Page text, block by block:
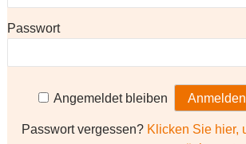
Passwort
Angemeldet bleiben
Passwort vergessen? Klicken Sie hier,